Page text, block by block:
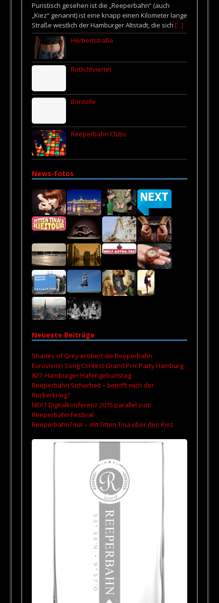
Puristisch gesehen ist die „Reeperbahn“ (auch
„Kiez“ genannt) ist eine knapp einen Kilometer lange
Straße westlich der Hamburger Altstadt, die sich [...]
Herbertstraße
Rotlichtviertel
Bordelle
Reeperbahn Clubs
News-Fotos
Neueste Beiträge
Shades of Grey erobert die Reeperbahn
Eurovision Song Contest Grand Prix Party Hamburg
827. Hamburger Hafengeburtstag
Reeperbahn Sicherheit – betrifft mich der
Rockerkrieg?
NEXT Digitalkonferenz 2015 parallel zum
Reeperbahn Festival
ReeperbahnTour – mit Titten Tina über den Kiez